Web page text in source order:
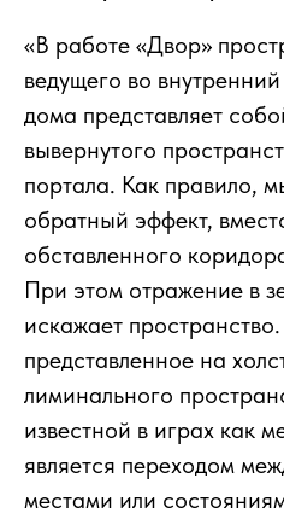
«В работе «Двор»
ведущего во
дома представляет
вывернутого
портала. Как правило,
обратный эффект,
обставленного
При этом отражение в
искажает
представленное на
лиминального
известной в играх как
является переходом
местами или